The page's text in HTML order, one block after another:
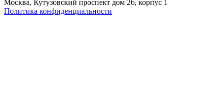
Москва, Кутузовский проспект дом 26, корпус 1
Политика конфиденциальности